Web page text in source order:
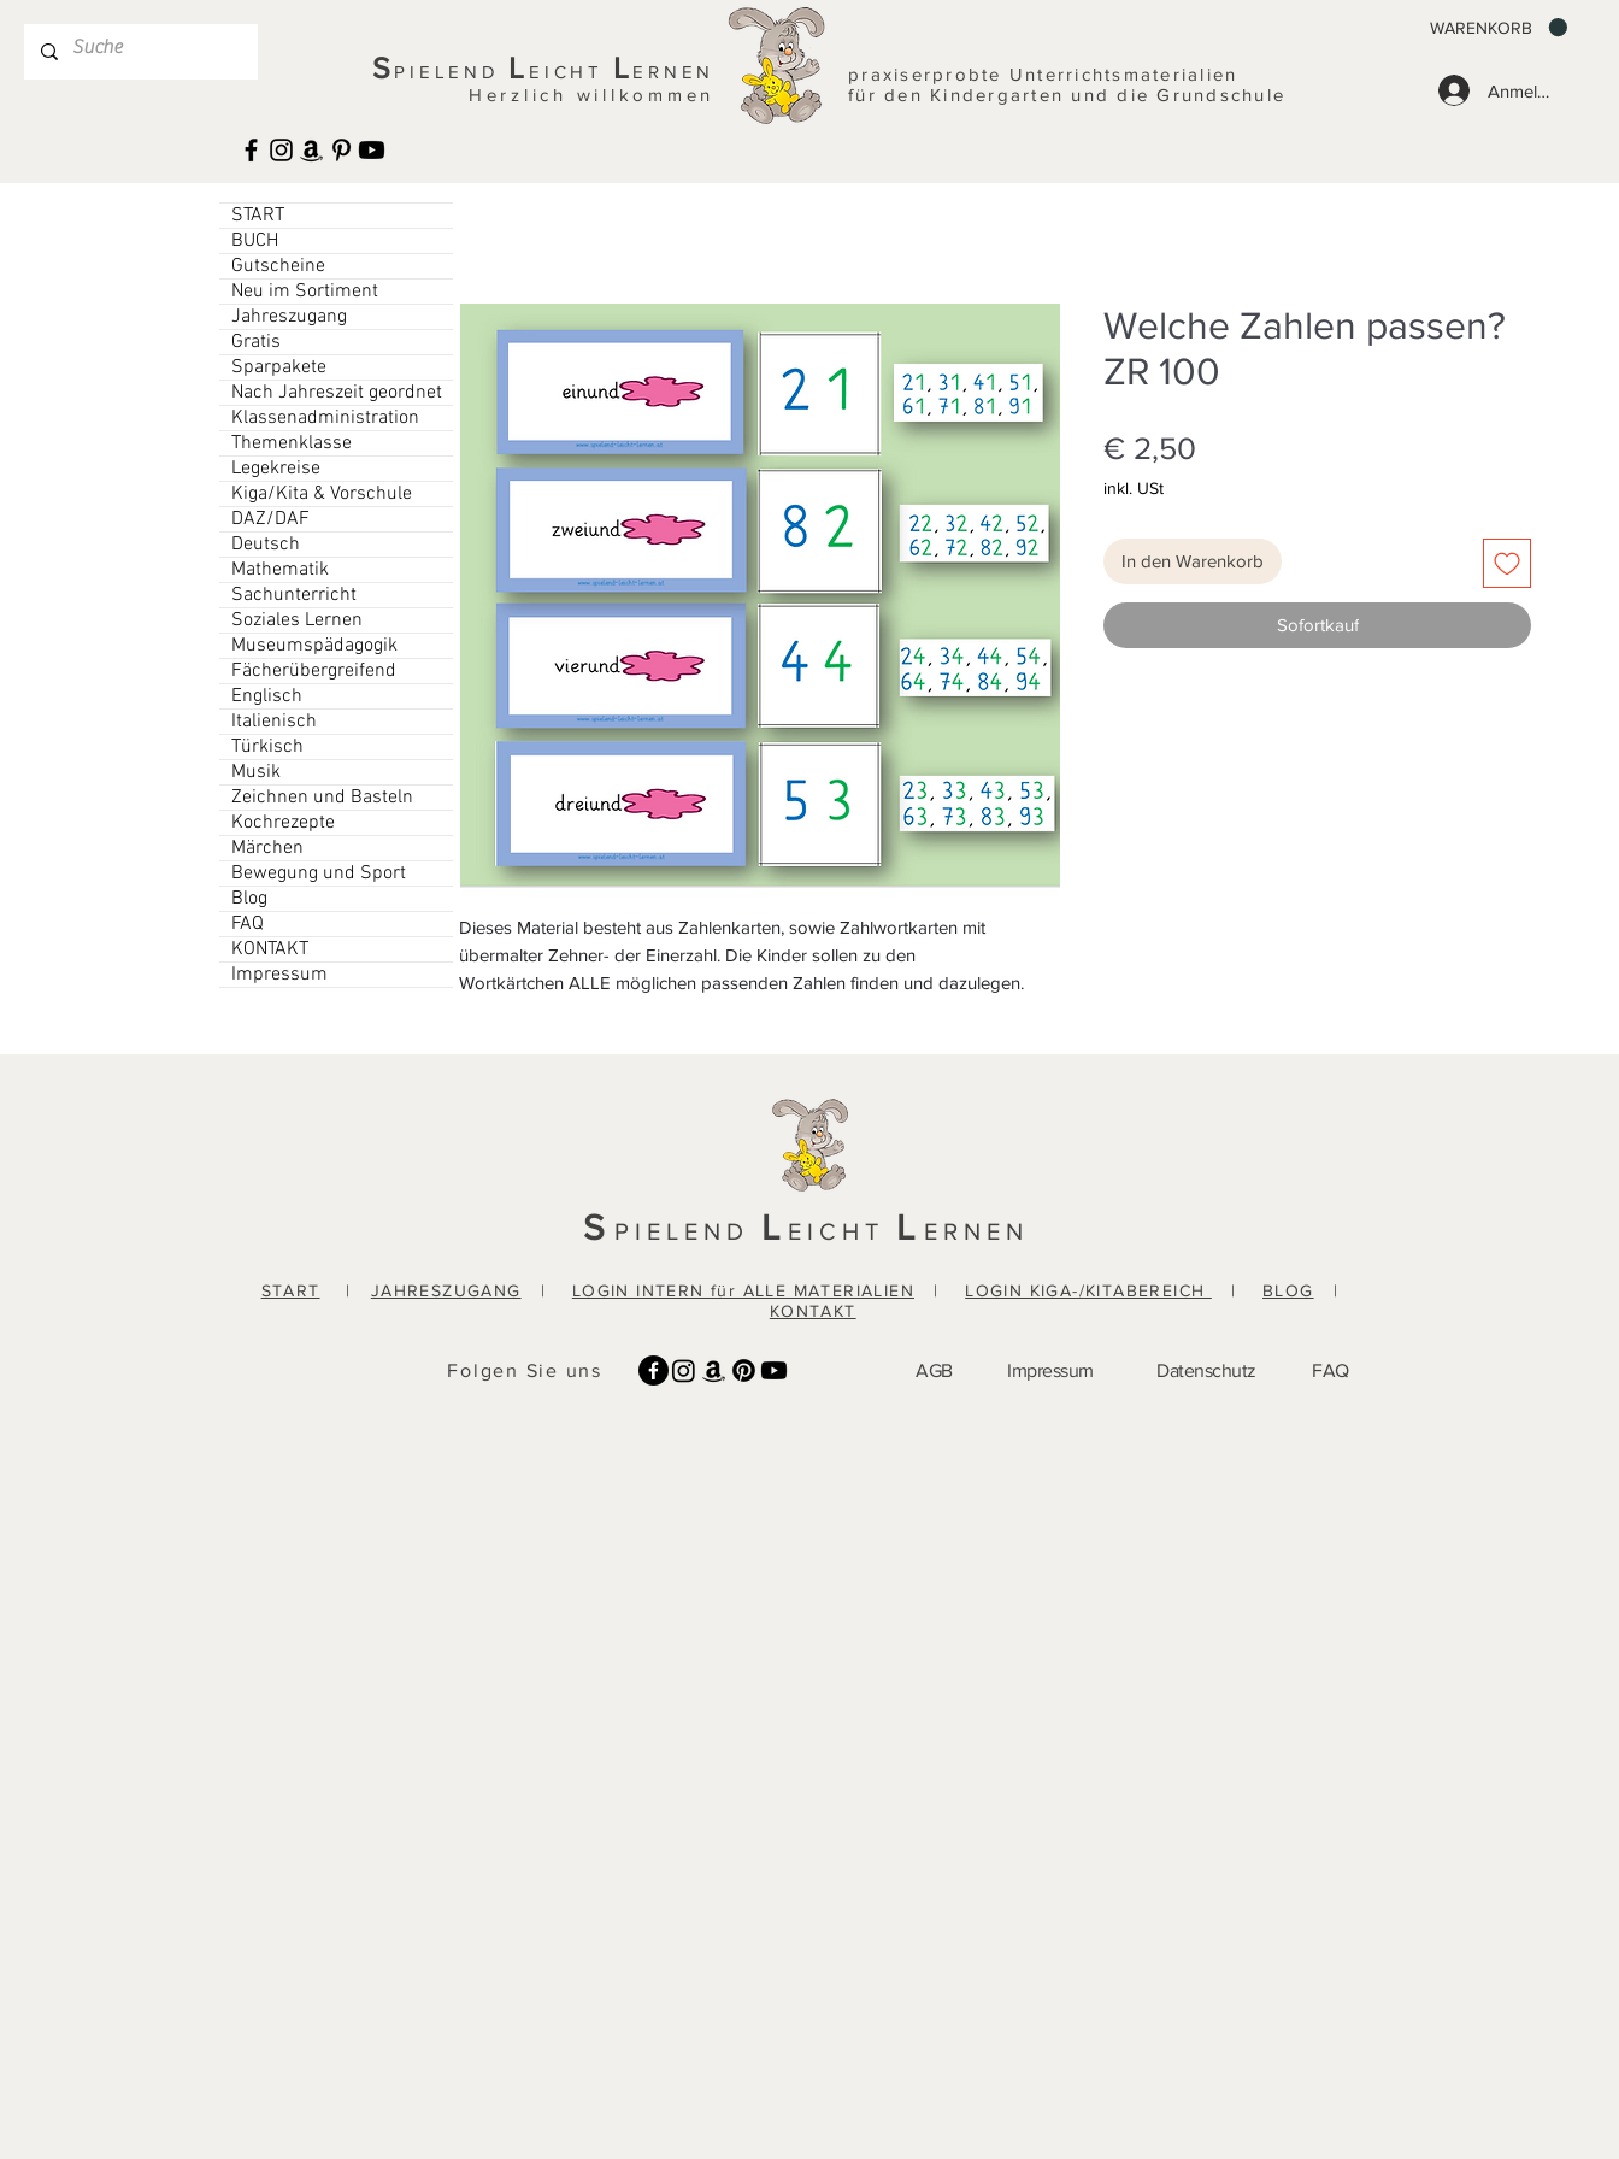
Anmelden
WARENKORB
S PIELEND L EICHT L ERNEN
Herzlich willkommen
praxiserprobte Unterrichtsmaterialien
für den Kindergarten und die Grundschule
Dieses Material besteht aus Zahlenkarten, sowie Zahlwortkarten mit
übermalter Zehner- der Einerzahl. Die Kinder sollen zu den
Wortkärtchen ALLE möglichen passenden Zahlen finden und dazulegen.
Welche Zahlen passen?
ZR 100
€ 2,50
inkl. USt
In den Warenkorb
Sofortkauf
START
BUCH
Gutscheine
Neu im Sortiment
Jahreszugang
Gratis
Sparpakete
Nach Jahreszeit geordnet
Klassenadministration
Themenklasse
Legekreise
Kiga/Kita & Vorschule
DAZ/DAF
Deutsch
Mathematik
Sachunterricht
Soziales Lernen
Museumspädagogik
Fächerübergreifend
Englisch
Italienisch
Türkisch
Musik
Zeichnen und Basteln
Kochrezepte
Märchen
Bewegung und Sport
Blog
FAQ
KONTAKT
Impressum
S PIELEND L EICHT L ERNEN
START | JAHRESZUGANG | LOGIN INTERN für ALLE MATERIALIEN | LOGIN KIGA-/KITABEREICH | BLOG
|
KONTAKT
Folgen Sie uns AGB Impressum Datenschutz FAQ